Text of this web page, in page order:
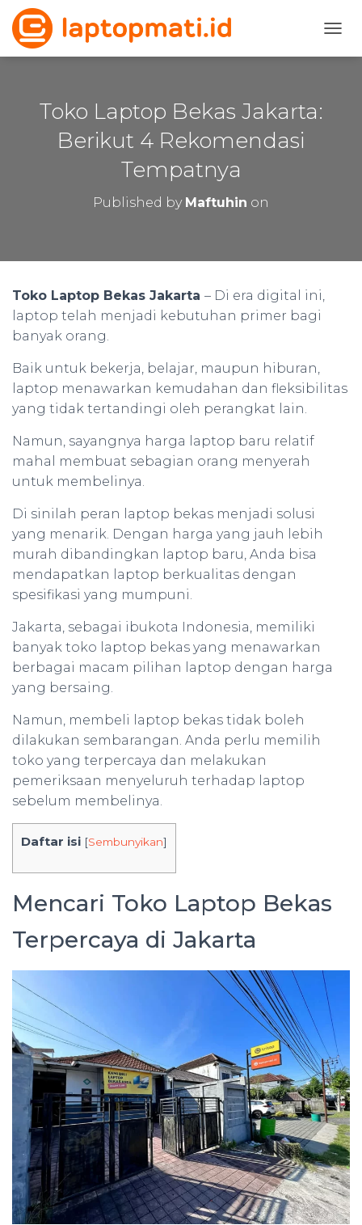
O
Toko Laptop Bekas Jakarta:
Berikut 4 Rekomendasi
Tempatnya
Published by Maftuhin on
Toko Laptop Bekas Jakarta – Di era digital ini,
laptop telah menjadi kebutuhan primer bagi
banyak orang.
Baik untuk bekerja, belajar, maupun hiburan,
laptop menawarkan kemudahan dan fleksibilitas
yang tidak tertandingi oleh perangkat lain.
Namun, sayangnya harga laptop baru relatif
mahal membuat sebagian orang menyerah
untuk membelinya.
Di sinilah peran laptop bekas menjadi solusi
yang menarik. Dengan harga yang jauh lebih
murah dibandingkan laptop baru, Anda bisa
mendapatkan laptop berkualitas dengan
spesifikasi yang mumpuni.
Jakarta, sebagai ibukota Indonesia, memiliki
banyak toko laptop bekas yang menawarkan
berbagai macam pilihan laptop dengan harga
yang bersaing.
Namun, membeli laptop bekas tidak boleh
dilakukan sembarangan. Anda perlu memilih
toko yang terpercaya dan melakukan
pemeriksaan menyeluruh terhadap laptop
sebelum membelinya.
Daftar isi [Sembunyikan]
Mencari Toko Laptop Bekas
Terpercaya di Jakarta